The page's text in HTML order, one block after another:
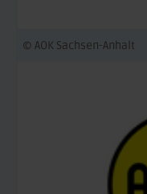
© AOK Sachsen-Anhalt